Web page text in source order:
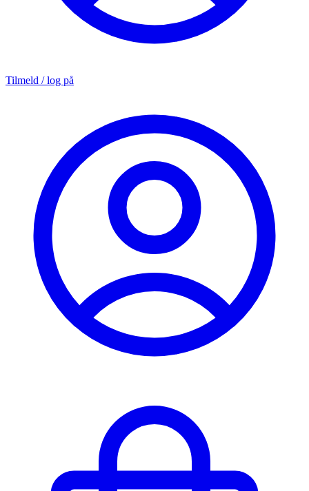
Tilmeld / log på